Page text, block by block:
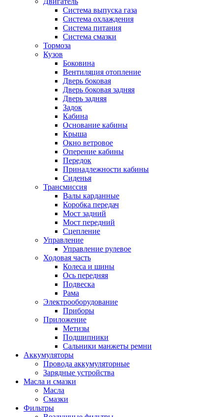
Система выпуска газа
Система охлаждения
Система питания
Система смазки
Тормоза
Кузов
Боковина
Вентиляция отопление
Дверь боковая
Дверь боковая задняя
Дверь задняя
Задок
Кабина
Основание кабины
Крыша
Окно ветровое
Оперение кабины
Передок
Принадлежности кабины
Сиденья
Трансмиссия
Валы карданные
Коробка передач
Мост задний
Мост передний
Сцепление
Управление
Управление рулевое
Ходовая часть
Колеса и шины
Ось передняя
Подвеска
Рама
Электрооборудование
Приборы
Приложение
Метизы
Подшипники
Сальники манжеты ремни
Аккумуляторы
Провода аккумуляторные
Зарядные устройства
Масла и смазки
Масла
Смазки
Фильтры